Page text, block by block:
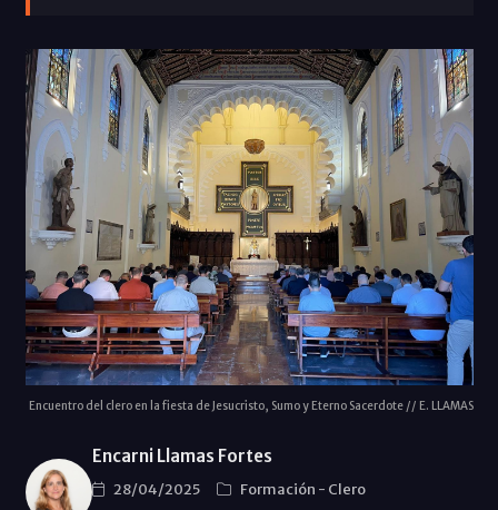
Encuentro del clero en la fiesta de Jesucristo, Sumo y Eterno Sacerdote // E. LLAMAS
Encarni Llamas Fortes
28/04/2025 Formación - Clero